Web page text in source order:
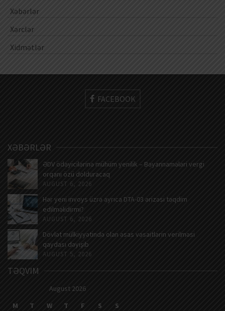
Xəbərlər
Xərclər
Xidmətlər
FACEBOOK
XƏBƏRLƏR
ƏDV ödəyicilərinə mühüm yenilik – Bəyannamələri vergi
orqanı özü dolduracaq
AUGUST 6, 2026
Hər yeni invoys üzrə ayrıca DTA-03 ərizəsi təqdim
edilməlidirmi?
AUGUST 6, 2026
Dövlət mülkiyyətində olan əsas vəsaitlərin verilməsi
qaydası dəyişib
AUGUST 5, 2026
TƏQVIM
August 2026
M
T W T F S S